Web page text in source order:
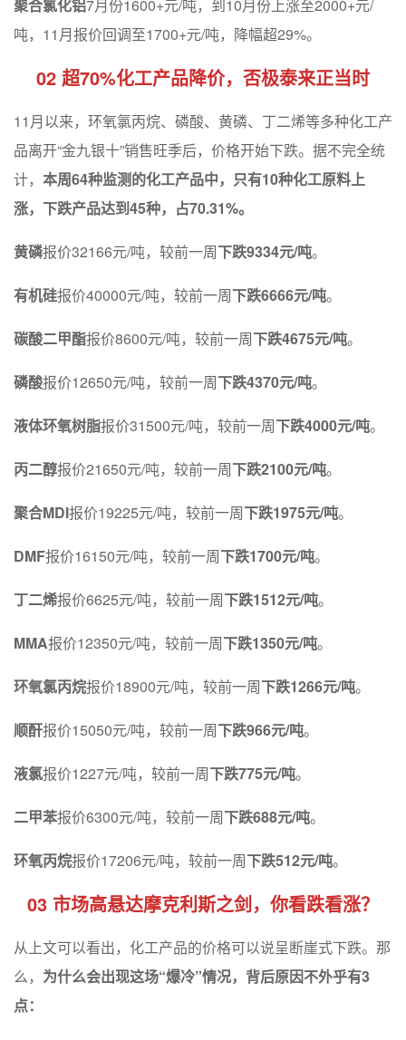
聚合氯化铝7月份1600+元/吨，到10月份上涨至2000+元/
吨，11月报价回调至1700+元/吨，降幅超29%。
02 超70%化工产品降价，否极泰来正当时
11月以来，环氧氯丙烷、磷酸、黄磷、丁二烯等多种化工产
品离开“金九银十”销售旺季后，价格开始下跌。据不完全统
计， 本周64种监测的化工产品中，只有10种化工原料上
涨，下跌产品达到45种，占70.31%。
黄磷报价32166元/吨，较前一周下跌9334元/吨。
有机硅报价40000元/吨，较前一周下跌6666元/吨。
碳酸二甲酯报价8600元/吨，较前一周下跌4675元/吨。
磷酸报价12650元/吨，较前一周下跌4370元/吨。
液体环氧树脂报价31500元/吨，较前一周下跌4000元/吨。
丙二醇报价21650元/吨，较前一周下跌2100元/吨。
聚合MDI报价19225元/吨，较前一周下跌1975元/吨。
DMF报价16150元/吨，较前一周下跌1700元/吨。
丁二烯报价6625元/吨，较前一周下跌1512元/吨。
MMA报价12350元/吨，较前一周下跌1350元/吨。
环氧氯丙烷报价18900元/吨，较前一周下跌1266元/吨。
顺酐报价15050元/吨，较前一周下跌966元/吨。
液氯报价1227元/吨，较前一周下跌775元/吨。
二甲苯报价6300元/吨，较前一周下跌688元/吨。
环氧丙烷报价17206元/吨，较前一周下跌512元/吨。
03 市场高悬达摩克利斯之剑，你看跌看涨？
从上文可以看出，化工产品的价格可以说呈断崖式下跌。那
么， 为什么会出现这场“爆冷”情况，背后原因不外乎有3
点：